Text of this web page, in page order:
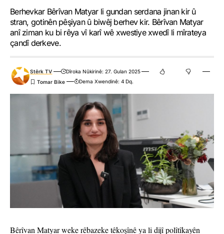
Berhevkar Bêrîvan Matyar li gundan serdana jinan kir û
stran, gotinên pêşiyan û biwêj berhev kir. Bêrîvan Matyar
anî ziman ku bi rêya vî karî wê xwestiye xwedî li mîrateya
çandî derkeve.
Stêrk TV
Dîroka Nûkirinê: 27. Gulan 2025
Dema Xwendinê: 4 Dq.
Bêrîvan Matyar weke rêbazeke têkoşînê ya li dijî polîtîkayên